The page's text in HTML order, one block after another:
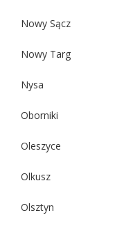
Nowy Sącz
Nowy Targ
Nysa
Oborniki
Oleszyce
Olkusz
Olsztyn